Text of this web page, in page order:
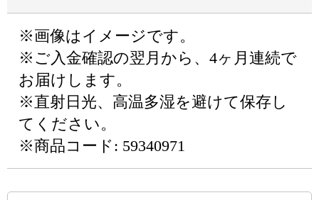
※画像はイメージです。
※ご入金確認の翌月から、4ヶ月連続で
お届けします。
※直射日光、高温多湿を避けて保存し
てください。
※商品コード: 59340971